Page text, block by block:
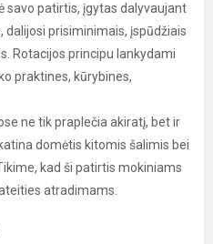
savo patirtis, įgytas dalyvaujant
dalijosi prisiminimais, įspūdžiais
Rotacijos principu lankydami
praktines, kūrybines,
ne tik praplečia akiratį, bet ir
domėtis kitomis šalimis bei
kad ši patirtis mokiniams
atradimams.